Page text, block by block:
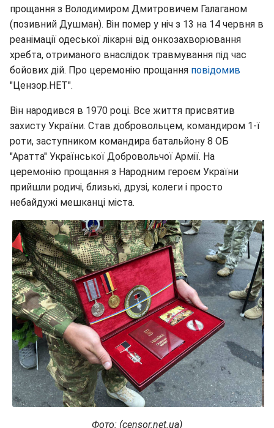
прощання з Володимиром Дмитровичем Галаганом
(позивний Душман). Він помер у ніч з 13 на 14 червня в
реанімації одеської лікарні від онкозахворювання
хребта, отриманого внаслідок травмування під час
бойових дій. Про церемонію прощання повідомив
"Цензор.НЕТ".
Він народився в 1970 році. Все життя присвятив
захисту України. Став добровольцем, командиром 1-ї
роти, заступником командира батальйону 8 ОБ
"Аратта" Української Добровольчої Армії. На
церемонію прощання з Народним героєм України
прийшли родичі, близькі, друзі, колеги і просто
небайдужі мешканці міста.
Фото: (censor.net.ua)